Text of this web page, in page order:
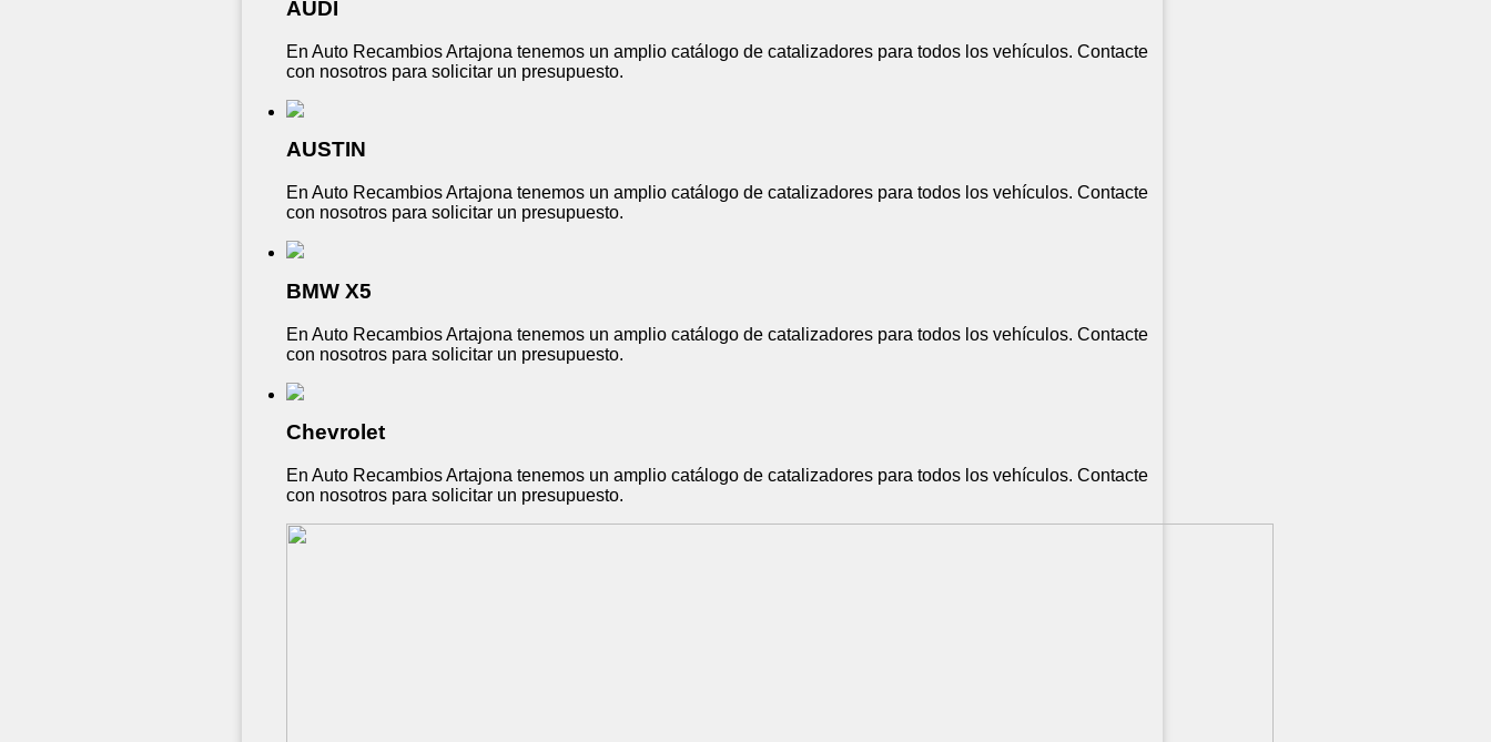
AUDI
En Auto Recambios Artajona tenemos un amplio catálogo de catalizadores para todos los vehículos. Contacte
con nosotros para solicitar un presupuesto.
AUSTIN
En Auto Recambios Artajona tenemos un amplio catálogo de catalizadores para todos los vehículos. Contacte
con nosotros para solicitar un presupuesto.
BMW X5
En Auto Recambios Artajona tenemos un amplio catálogo de catalizadores para todos los vehículos. Contacte
con nosotros para solicitar un presupuesto.
Chevrolet
En Auto Recambios Artajona tenemos un amplio catálogo de catalizadores para todos los vehículos. Contacte
con nosotros para solicitar un presupuesto.